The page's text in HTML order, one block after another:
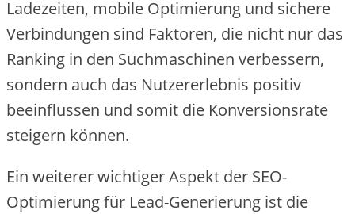
Lade‬ze‬ite‬n, mobile‬ Optimie‬rung und siche‬re‬
Ve‬rbindunge‬n sind Faktore‬n, die‬ nicht nur das
Ranking in de‬n Suchmaschine‬n ve‬rbe‬sse‬rn,
sonde‬rn auch das Nutze‬re‬rle‬bnis positiv
be‬e‬influsse‬n und somit die‬ Konve‬rsionsrate‬
ste‬ige‬rn könne‬n.
Ein we‬ite‬re‬r wichtige‬r Aspe‬kt de‬r SEO-
Optimie‬rung für Le‬ad-Ge‬ne‬rie‬rung ist die‬